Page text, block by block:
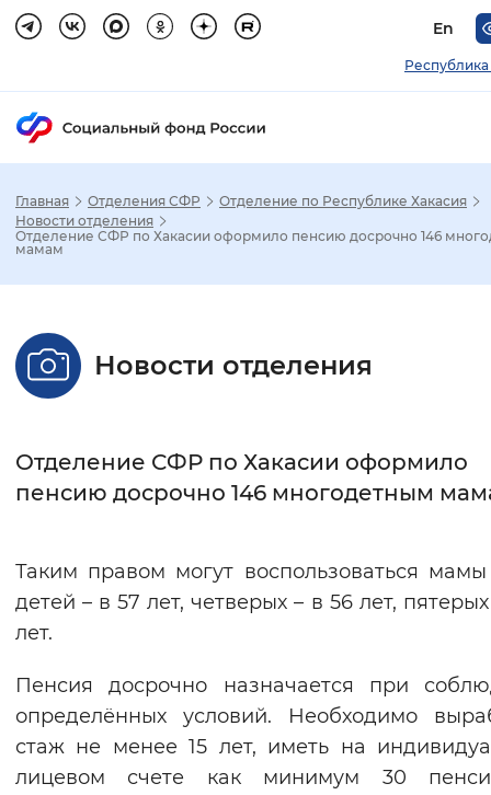
En
Республика
Стандартный Увеличенный
Без засечек С засечками
Нормальный Увеличенный
Инверсивный
Синий фон
Изображения
Главная Отделения СФР
Отделение по Республике Хакасия
Новости отделения
Отделение СФР по Хакасии оформило пенсию досрочно 146
мамам
Новости отделения
Отделение СФР по Хакасии оформило
пенсию досрочно 146 многодетным
Таким правом могут воспользоваться мамы
детей – в 57 лет, четверых – в 56 лет,
лет.
Пенсия досрочно назначается при
определённых условий. Необходимо
стаж не менее 15 лет, иметь на
лицевом счете как минимум 30